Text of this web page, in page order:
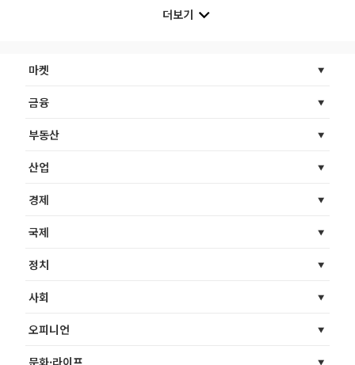
더보기
마켓
금융
부동산
산업
경제
국제
정치
사회
오피니언
문화·라이프